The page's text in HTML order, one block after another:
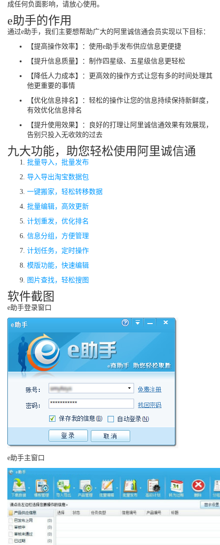
成任何负面影响，请放心使用。
e助手的作用
通过e助手，我们主要想帮助广大的阿里诚信通会员实现以下目标：
【提高操作效率】：使用e助手发布供应信息更便捷
【提升信息质量】：制作四星级、五星级信息更轻松
【降低人力成本】：更高效的操作方式让您有多的时间处理其
他更重要的事情
【优化信息排名】：轻松的操作让您的信息持续保持新鲜度，
有效优化信息排名
【提升使用效果】：良好的打理让阿里诚信通效果有效展现，
告别只投入无收效的过去
九大功能，助您轻松使用阿里诚信通
批量导入，批量发布
导入导出淘宝数据包
一键搬家，轻松转移数据
批量编辑，高效更新
计划重发，优化排名
信息分组，方便管理
计划任务，定时操作
模版功能，快速编辑
图片查找，轻松搜图
软件截图
e助手登录窗口
e助手主窗口